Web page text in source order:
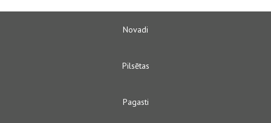
Novadi
Pilsētas
Pagasti